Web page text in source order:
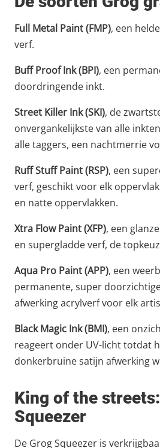
Full Metal Paint (FMP), een
verf.
Buff Proof Ink (BPI), een
doordringende inkt.
Street Killer Ink (SKI), de
onvergankelijkste van alle
alle taggers, een nachtmerrie
Ruff Stuff Paint (RSP), een
verf, geschikt voor elk
en natte oppervlakken.
Xtra Flow Paint (XFP), een
en supergladde verf, de
Aqua Pro Paint (APP), een
permanente, super
afwerking acrylverf voor elk
Black Magic Ink (BMI), een
reageert onder UV-licht totdat
donkerbruine satijn afwerking
King of the
Squeezer
De Grog Squeezer is